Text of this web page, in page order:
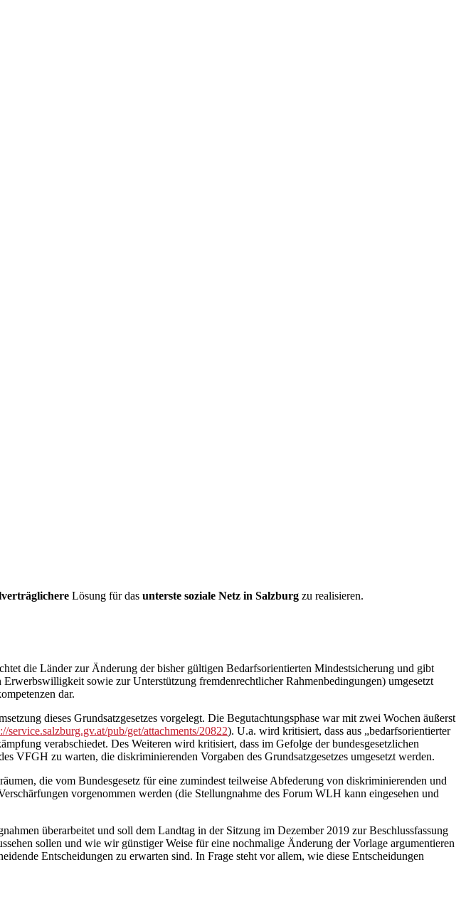
Lösung für das unterste soziale Netz in Salzburg zu realisieren.
die Länder zur Änderung der bisher gültigen Bedarfsorientierten Mindestsicherung und gibt
sowie zur Unterstützung fremdenrechtlicher Rahmenbedingungen) umgesetzt
dar.
dieses Grundsatzgesetzes vorgelegt. Die Begutachtungsphase war mit zwei Wochen äußerst
service.salzburg.gv.at/pub/get/attachments/20822). U.a. wird kritisiert, dass aus „bedarfsorientierter
verabschiedet. Des Weiteren wird kritisiert, dass im Gefolge der bundesgesetzlichen
VFGH zu warten, die diskriminierenden Vorgaben des Grundsatzgesetzes umgesetzt werden.
die vom Bundesgesetz für eine zumindest teilweise Abfederung von diskriminierenden und
vorgenommen werden (die Stellungnahme des Forum WLH kann eingesehen und
überarbeitet und soll dem Landtag in der Sitzung im Dezember 2019 zur Beschlussfassung
sollen und wie wir günstiger Weise für eine nochmalige Änderung der Vorlage argumentieren
Entscheidungen zu erwarten sind. In Frage steht vor allem, wie diese Entscheidungen